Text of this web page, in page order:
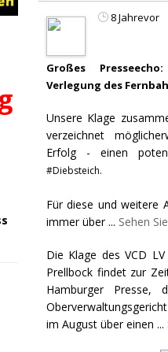
8 Jahrevor
Großes
Verlegung des
Unsere Klage
verzeichnet
Erfolg - einen
#Diebsteich.
Für diese und weitere
immer über... Sehen
Die Klage des VCD
Prellbock findet zur
Hamburger Presse,
im August über einen ...